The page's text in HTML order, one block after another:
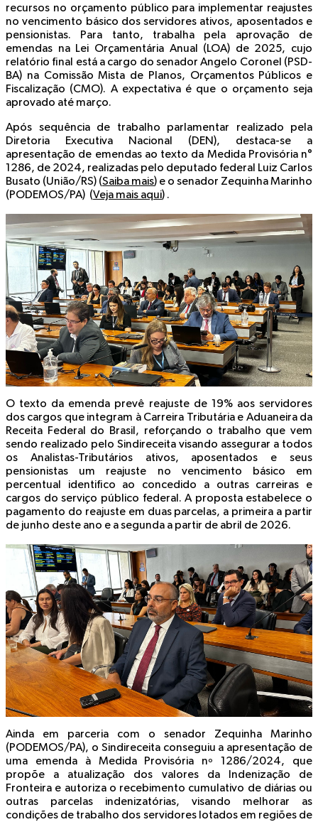
recursos no orçamento público para implementar reajustes
no vencimento básico dos servidores ativos, aposentados e
pensionistas. Para tanto, trabalha pela aprovação de
emendas na Lei Orçamentária Anual (LOA) de 2025, cujo
relatório final está a cargo do senador Angelo Coronel (PSD-
BA) na Comissão Mista de Planos, Orçamentos Públicos e
Fiscalização (CMO). A expectativa é que o orçamento seja
aprovado até março.
Após sequência de trabalho parlamentar realizado pela
Diretoria Executiva Nacional (DEN), destaca-se a
apresentação de emendas ao texto da Medida Provisória n°
1286, de 2024, realizadas pelo deputado federal Luiz Carlos
Busato (União/RS) (Saiba mais) e o senador Zequinha Marinho
(PODEMOS/PA) (Veja mais aqui) .
O texto da emenda prevê reajuste de 19% aos servidores
dos cargos que integram à Carreira Tributária e Aduaneira da
Receita Federal do Brasil, reforçando o trabalho que vem
sendo realizado pelo Sindireceita visando assegurar a todos
os Analistas-Tributários ativos, aposentados e seus
pensionistas um reajuste no vencimento básico em
percentual identifico ao concedido a outras carreiras e
cargos do serviço público federal. A proposta estabelece o
pagamento do reajuste em duas parcelas, a primeira a partir
de junho deste ano e a segunda a partir de abril de 2026.
Ainda em parceria com o senador Zequinha Marinho
(PODEMOS/PA), o Sindireceita conseguiu a apresentação de
uma emenda à Medida Provisória nº 1286/2024, que
propõe a atualização dos valores da Indenização de
Fronteira e autoriza o recebimento cumulativo de diárias ou
outras parcelas indenizatórias, visando melhorar as
condições de trabalho dos servidores lotados em regiões de